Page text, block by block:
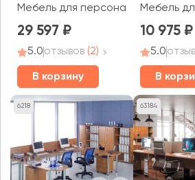
Мебель для персонала Vasanta
29 597
5.0отзывов (2)
В корзину
Мебель
10 975
5.0
В
6218 63184